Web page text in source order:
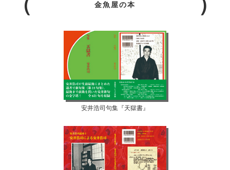
金魚屋の本
安井浩司句集『天獄書』